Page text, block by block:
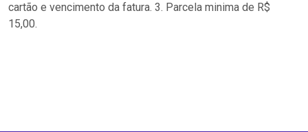
cartão e vencimento da fatura. 3. Parcela minima de R$
15,00.